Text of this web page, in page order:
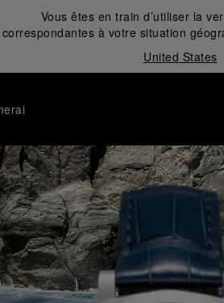
Vous êtes en train d’utiliser la
à votre situation
United States